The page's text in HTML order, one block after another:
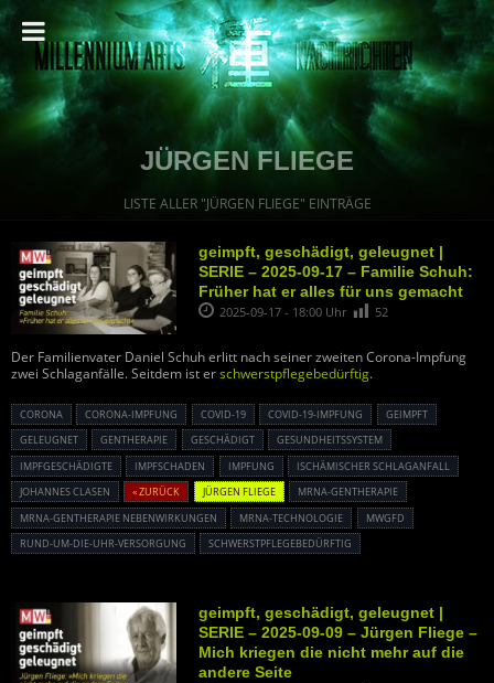
JÜRGEN FLIEGE
LISTE ALLER "JÜRGEN FLIEGE" EINTRÄGE
geimpft, geschädigt, geleugnet |
SERIE – 2025-09-17 – Familie Schuh:
Früher hat er alles für uns gemacht
2025-09-17 - 18:00 Uhr 52
Der Familienvater Daniel Schuh erlitt nach seiner zweiten Corona-Impfung
zwei Schlaganfälle. Seitdem ist erschwerstpflegebedürftig.
CORONA CORONA-IMPFUNG COVID-19 COVID-19-IMPFUNG
GEIMPFT
GELEUGNET
GENTHERAPIE GESCHÄDIGT
GESUNDHEITSSYSTEM
IMPFGESCHÄDIGTE
IMPFSCHADEN IMPFUNG
ISCHÄMISCHER SCHLAGANFALL
JOHANNES CLASEN
« ZURÜCK JÜRGEN FLIEGE
MRNA-GENTHERAPIE
MRNA-GENTHERAPIE NEBENWIRKUNGEN
MRNA-TECHNOLOGIE
MWGFD
RUND-UM-DIE-UHR-VERSORGUNG
SCHWERSTPFLEGEBEDÜRFTIG
geimpft, geschädigt, geleugnet |
SERIE – 2025-09-09 – Jürgen Fliege –
Mich kriegen die nicht mehr auf die
andere Seite